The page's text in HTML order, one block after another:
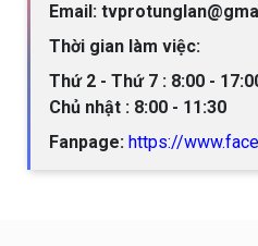
Email:
Thời gian làm việc:
Thứ 2 - Thứ 7 : 8:00 -
Chủ nhật : 8:00 - 11:30
Fanpage: https://